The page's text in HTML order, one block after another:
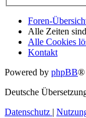
Foren-
Alle Zeiten sind
Alle Cookies
Kontakt
Powered by phpBB®
Deutsche
Datenschutz